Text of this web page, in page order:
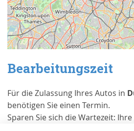
Bearbeitungszeit
Für die Zulassung Ihres Autos in
benötigen Sie einen Termin.
Sparen Sie sich die Wartezeit: Ihre